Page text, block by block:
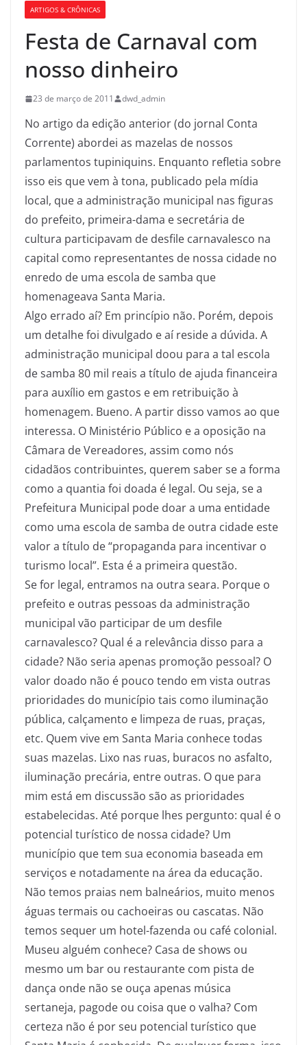
ARTIGOS & CRÔNICAS
Festa de Carnaval com
nosso dinheiro
23 de março de 2011 dwd_admin
No artigo da edição anterior (do jornal Conta
Corrente) abordei as mazelas de nossos
parlamentos tupiniquins. Enquanto refletia sobre
isso eis que vem à tona, publicado pela mídia
local, que a administração municipal nas figuras
do prefeito, primeira-dama e secretária de
cultura participavam de desfile carnavalesco na
capital como representantes de nossa cidade no
enredo de uma escola de samba que
homenageava Santa Maria.
Algo errado aí? Em princípio não. Porém, depois
um detalhe foi divulgado e aí reside a dúvida. A
administração municipal doou para a tal escola
de samba 80 mil reais a título de ajuda financeira
para auxílio em gastos e em retribuição à
homenagem. Bueno. A partir disso vamos ao que
interessa. O Ministério Público e a oposição na
Câmara de Vereadores, assim como nós
cidadãos contribuintes, querem saber se a forma
como a quantia foi doada é legal. Ou seja, se a
Prefeitura Municipal pode doar a uma entidade
como uma escola de samba de outra cidade este
valor a título de “propaganda para incentivar o
turismo local”. Esta é a primeira questão.
Se for legal, entramos na outra seara. Porque o
prefeito e outras pessoas da administração
municipal vão participar de um desfile
carnavalesco? Qual é a relevância disso para a
cidade? Não seria apenas promoção pessoal? O
valor doado não é pouco tendo em vista outras
prioridades do município tais como iluminação
pública, calçamento e limpeza de ruas, praças,
etc. Quem vive em Santa Maria conhece todas
suas mazelas. Lixo nas ruas, buracos no asfalto,
iluminação precária, entre outras. O que para
mim está em discussão são as prioridades
estabelecidas. Até porque lhes pergunto: qual é o
potencial turístico de nossa cidade? Um
município que tem sua economia baseada em
serviços e notadamente na área da educação.
Não temos praias nem balneários, muito menos
águas termais ou cachoeiras ou cascatas. Não
temos sequer um hotel-fazenda ou café colonial.
Museu alguém conhece? Casa de shows ou
mesmo um bar ou restaurante com pista de
dança onde não se ouça apenas música
sertaneja, pagode ou coisa que o valha? Com
certeza não é por seu potencial turístico que